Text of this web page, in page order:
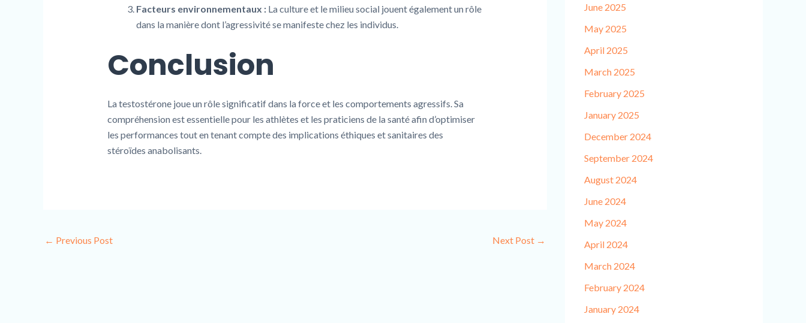
Facteurs environnementaux :La culture et le milieu social jouent également un rôle
dans la manière dont l’agressivité se manifeste chez les individus.
Conclusion
La testostérone joue un rôle significatif dans la force et les comportements agressifs. Sa
compréhension est essentielle pour les athlètes et les praticiens de la santé afin d’optimiser
les performances tout en tenant compte des implications éthiques et sanitaires des
stéroïdes anabolisants.
← Previous Post Next Post →
June 2025
May 2025
April 2025
March 2025
February 2025
January 2025
December 2024
September 2024
August 2024
June 2024
May 2024
April 2024
March 2024
February 2024
January 2024